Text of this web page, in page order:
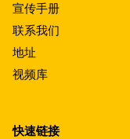
宣传手册
联系我们
地址
视频库
快速链接